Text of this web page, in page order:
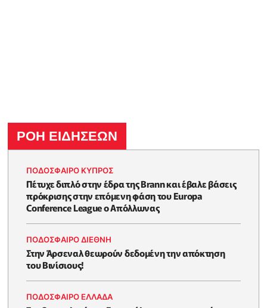
ΡΟΗ ΕΙΔΗΣΕΩΝ
ΠΟΔΟΣΦΑΙΡΟ ΚΥΠΡΟΣ
Πέτυχε διπλό στην έδρα της Brann και έβαλε βάσεις
πρόκρισης στην επόμενη φάση του Europa
Conference League ο Απόλλωνας
ΠΟΔΟΣΦΑΙΡΟ ΔΙΕΘΝΗ
Στην Άρσεναλ θεωρούν δεδομένη την απόκτηση
του Βινίσιους!
ΠΟΔΟΣΦΑΙΡΟ ΕΛΛΑΔΑ